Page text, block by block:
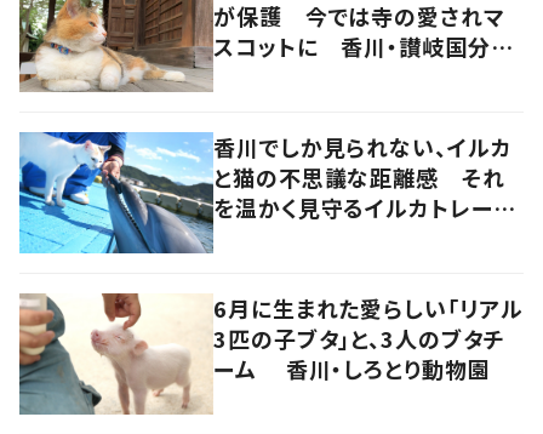
が保護 今では寺の愛されマ
スコットに 香川・讃岐国分寺
香川でしか見られない、イルカ
と猫の不思議な距離感 それ
を温かく見守るイルカトレーナ
6月に生まれた愛らしい「リアル
3匹の子ブタ」と、3人のブタチ
ーム 香川・しろとり動物園